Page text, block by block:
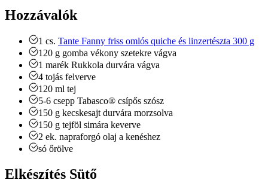
Hozzávalók
1 cs. Tante Fanny friss omlós quiche és linzertészta 300 g
120 g gomba vékony szetekre vágva
1 marék Rukkola durvára vágva
4 tojás felverve
120 ml tej
5-6 csepp Tabasco® csípős szósz
150 g kecskesajt durvára morzsolva
150 g tejföl simára keverve
2 ek. napraforgó olaj a kenéshez
só őrölve
Elkészítés Sütő